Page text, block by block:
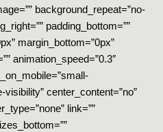
background_repeat=”no-
padding_bottom=””
margin_bottom=”0px”
animation_speed=”0.3″
center_content=”no”
link=””